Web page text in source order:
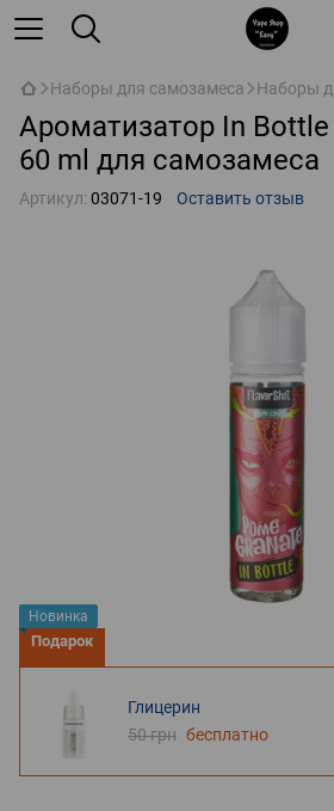
Наборы для самозамеса Наборы
Ароматизатор In
60 ml для самозамеса
Артикул: 03071-19 Оставить отзыв
Новинка
Подарок
Глицерин
50 грн бесплатно